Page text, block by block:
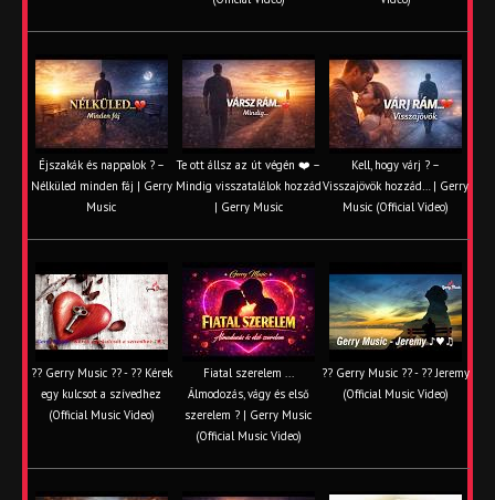
Éjszakák és nappalok ? –
Nélküled minden fáj | Gerry
Music
Te ott állsz az út végén ❤️ –
Mindig visszatalálok hozzád
| Gerry Music
Kell, hogy várj ? –
Visszajövök hozzád… | Gerry
Music (Official Video)
?? Gerry Music ?? - ?? Kérek
egy kulcsot a szívedhez
(Official Music Video)
Fiatal szerelem ...
Álmodozás, vágy és első
szerelem ? | Gerry Music
(Official Music Video)
?? Gerry Music ?? - ?? Jeremy
(Official Music Video)